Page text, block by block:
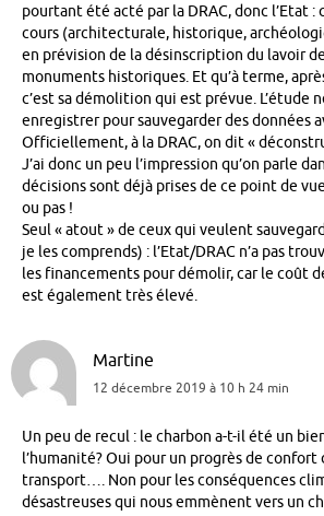
pourtant été acté par la DRAC, donc l’Etat :
cours (architecturale, historique,
en prévision de la désinscription du lavoir
monuments historiques. Et qu’à terme,
c’est sa démolition qui est prévue. L’étude
enregistrer pour sauvegarder des données
Officiellement, à la DRAC, on dit «
J’ai donc un peu l’impression qu’on parle
décisions sont déjà prises de ce point de
ou pas !
Seul « atout » de ceux qui veulent
je les comprends) : l’Etat/DRAC n’a pas
les financements pour démolir, car le coût
est également très élevé.
Martine
12 décembre 2019 à 10 h 24 min
Un peu de recul : le charbon a-t-il été un
l’humanité? Oui pour un progrès de confort
transport…. Non pour les conséquences
désastreuses qui nous emmènent vers un